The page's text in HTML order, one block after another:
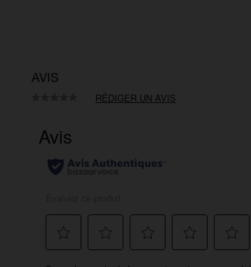
AVIS
RÉDIGER UN AVIS